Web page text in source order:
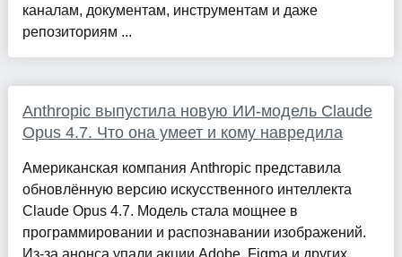
каналам, документам, инструментам и даже
репозиториям ...
Anthropic выпустила новую ИИ-модель Claude
Opus 4.7. Что она умеет и кому навредила
Американская компания Anthropic представила
обновлённую версию искусственного интеллекта
Claude Opus 4.7. Модель стала мощнее в
программировании и распознавании изображений.